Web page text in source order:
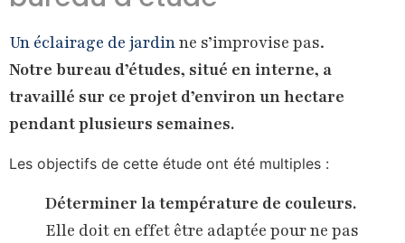
Un éclairage de jardinne s’improvise pas.
Notre bureau d’études, situé en interne, a
travaillé sur ce projet d’environ un hectare
pendant plusieurs semaines.
Les objectifs de cette étude ont été multiples :
Déterminer la température de couleurs.
Elle doit en effet être adaptée pour ne pas